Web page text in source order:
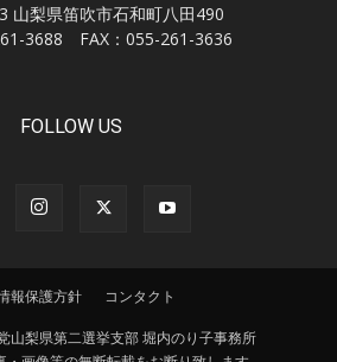
山梨県笛吹市石和町八田490
3688 FAX：055-261-3636
FOLLOW US
報保護方針 コンタクト
山梨県第二選挙支部 堀内のり子事務所